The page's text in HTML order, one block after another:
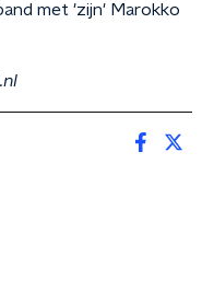
met 'zijn' Marokko